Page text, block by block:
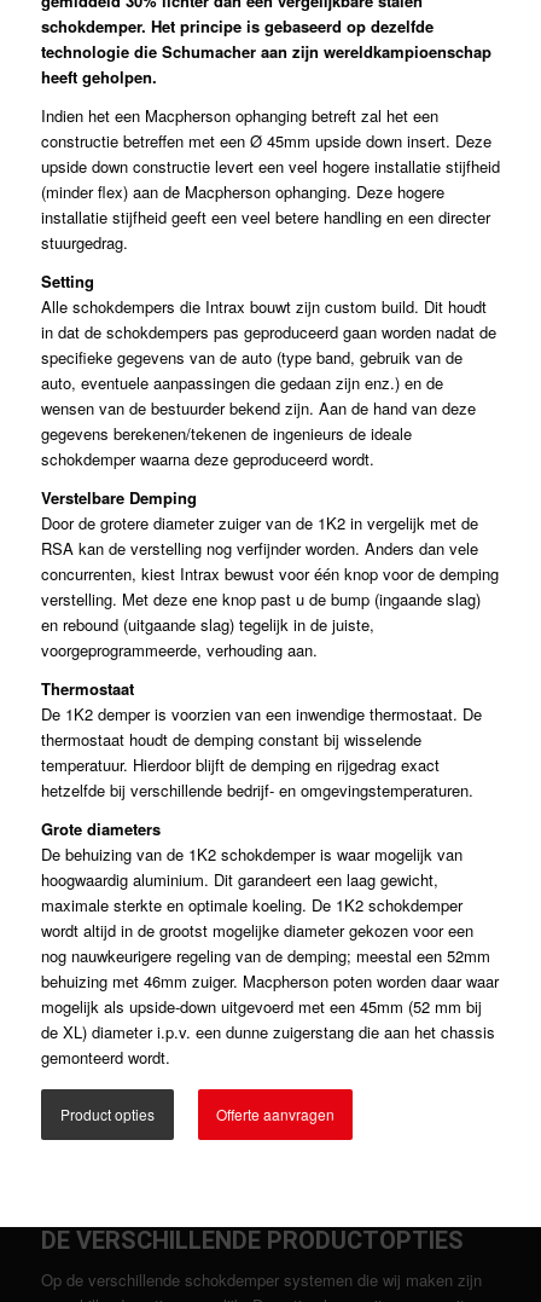
schokdemper. Het principe is gebaseerd op dezelfde
technologie die Schumacher aan zijn wereldkampioenschap
heeft geholpen.
Indien het een Macpherson ophanging betreft zal het een
constructie betreffen met een Ø 45mm upside down insert. Deze
upside down constructie levert een veel hogere installatie stijfheid
(minder flex) aan de Macpherson ophanging. Deze hogere
installatie stijfheid geeft een veel betere handling en een directer
stuurgedrag.
Setting
Alle schokdempers die Intrax bouwt zijn custom build. Dit houdt
in dat de schokdempers pas geproduceerd gaan worden nadat de
specifieke gegevens van de auto (type band, gebruik van de
auto, eventuele aanpassingen die gedaan zijn enz.) en de
wensen van de bestuurder bekend zijn. Aan de hand van deze
gegevens berekenen/tekenen de ingenieurs de ideale
schokdemper waarna deze geproduceerd wordt.
Verstelbare Demping
Door de grotere diameter zuiger van de 1K2 in vergelijk met de
RSA kan de verstelling nog verfijnder worden. Anders dan vele
concurrenten, kiest Intrax bewust voor één knop voor de demping
verstelling. Met deze ene knop past u de bump (ingaande slag)
en rebound (uitgaande slag) tegelijk in de juiste,
voorgeprogrammeerde, verhouding aan.
Thermostaat
De 1K2 demper is voorzien van een inwendige thermostaat. De
thermostaat houdt de demping constant bij wisselende
temperatuur. Hierdoor blijft de demping en rijgedrag exact
hetzelfde bij verschillende bedrijf- en omgevingstemperaturen.
Grote diameters
De behuizing van de 1K2 schokdemper is waar mogelijk van
hoogwaardig aluminium. Dit garandeert een laag gewicht,
maximale sterkte en optimale koeling. De 1K2 schokdemper
wordt altijd in de grootst mogelijke diameter gekozen voor een
nog nauwkeurigere regeling van de demping; meestal een 52mm
behuizing met 46mm zuiger. Macpherson poten worden daar waar
mogelijk als upside-down uitgevoerd met een 45mm (52 mm bij
de XL) diameter i.p.v. een dunne zuigerstang die aan het chassis
gemonteerd wordt.
Product opties Offerte aanvragen
DE VERSCHILLENDE PRODUCTOPTIES
Op de verschillende schokdemper systemen die wij maken zijn